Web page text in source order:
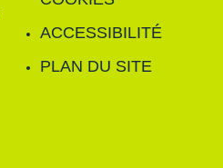
ACCESSIBILITÉ
PLAN DU SITE